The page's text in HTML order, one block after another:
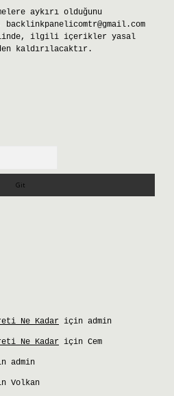
aykırı olduğunu
backlinkpanelicomtr@gmail.com
ilgili içerikler yasal
kaldırılacaktır.
Ne Kadar için admin
Ne Kadar için Cem
admin
Volkan